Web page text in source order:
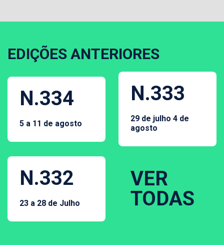
EDIÇÕES ANTERIORES
N.334
5 a 11 de agosto
N.333
29 de julho 4 de
agosto
N.332
23 a 28 de Julho
VER
TODAS